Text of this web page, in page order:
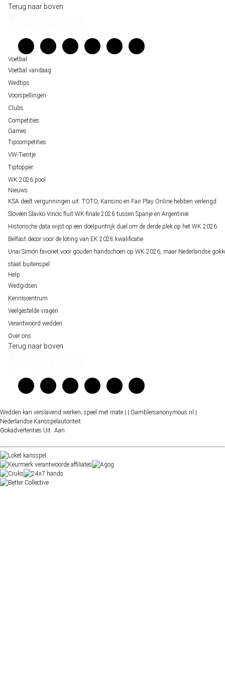
Belfast decor voor de loting van EK 2028 kwalificatie
Wedgidsen
Verantwoord wedden
Over ons
Terug naar boven
Voetbal
Voetbal vandaag
Wedtips
Voorspellingen
Clubs
Competities
Games
Tipcompetities
VW-Tientje
Tiptopper
WK 2026 pool
Nieuws
KSA deelt vergunningen uit: TOTO, Kansino en Fair Play Online hebben verlengd
Sloveen Slavko Vincic fluit WK-finale 2026 tussen Spanje en Argentinië
Historische data wijst op een doelpuntrijk duel om de derde plek op het WK 2026
Belfast decor voor de loting van EK 2028 kwalificatie
Unai Simón favoriet voor gouden handschoen op WK 2026, maar Nederlandse
staat buitenspel
Help
Wedgidsen
Kenniscentrum
Veelgestelde vragen
Verantwoord wedden
Over ons
Terug naar boven
Wedden kan verslavend werken, speel met mate | | Gamblersanonymous.nl
Nederlandse Kansspelautoriteit
Gokadvertenties Uit Aan